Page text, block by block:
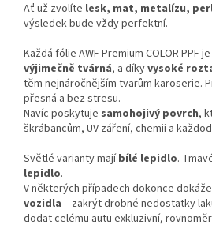
Ať už zvolíte lesk, mat, metalízu,
výsledek bude vždy perfektní.
Každá fólie AWF Premium COLOR PPF je
výjimečně tvárná, a díkyvysoké
těm nejnáročnějším tvarům karoserie.
přesná a bez stresu.
Navíc poskytuje samohojivý povrch,
škrábancům, UV záření, chemii a
Světlé varianty majíbílé lepidlo.
lepidlo.
V některých případech dokonce
vozidla – zakrýt drobné nedostatky
dodat celému autu exkluzivní,